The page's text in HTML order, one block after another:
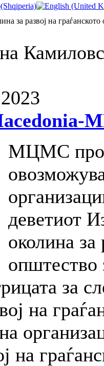
за развој на
МЦМС
деветиот
околина за
општество
за
на
на